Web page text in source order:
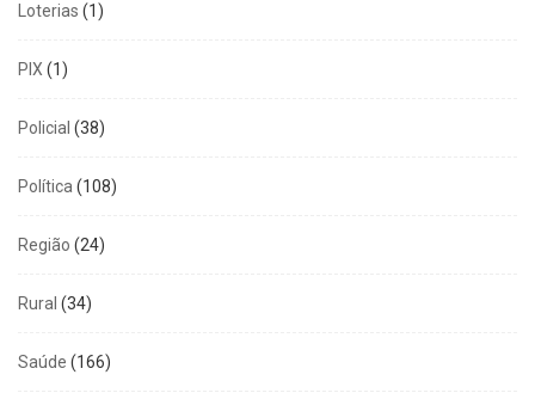
Loterias (1)
PIX (1)
Policial (38)
Política(108)
Região (24)
Rural (34)
Saúde (166)